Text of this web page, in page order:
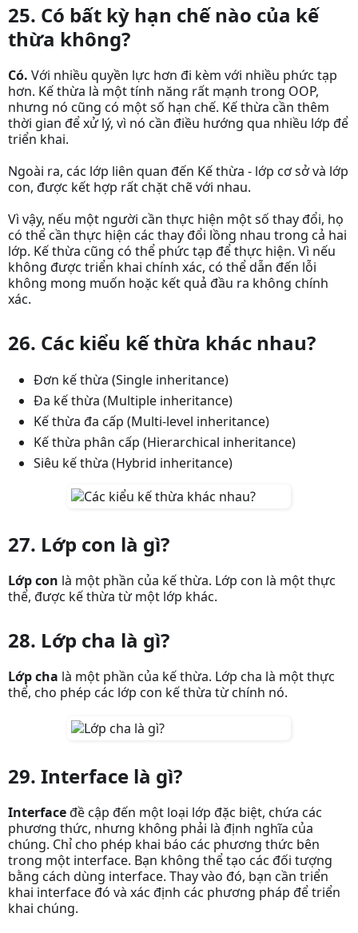
25. Có bất kỳ hạn chế nào của kế
thừa không?
Có. Với nhiều quyền lực hơn đi kèm với nhiều phức tạp
hơn. Kế thừa là một tính năng rất mạnh trong OOP,
nhưng nó cũng có một số hạn chế. Kế thừa cần thêm
thời gian để xử lý, vì nó cần điều hướng qua nhiều lớp để
triển khai.
Ngoài ra, các lớp liên quan đến Kế thừa - lớp cơ sở và lớp
con, được kết hợp rất chặt chẽ với nhau.
Vì vậy, nếu một người cần thực hiện một số thay đổi, họ
có thể cần thực hiện các thay đổi lồng nhau trong cả hai
lớp. Kế thừa cũng có thể phức tạp để thực hiện. Vì nếu
không được triển khai chính xác, có thể dẫn đến lỗi
không mong muốn hoặc kết quả đầu ra không chính
xác.
26. Các kiểu kế thừa khác nhau?
Đơn kế thừa (Single inheritance)
Đa kế thừa (Multiple inheritance)
Kế thừa đa cấp (Multi-level inheritance)
Kế thừa phân cấp (Hierarchical inheritance)
Siêu kế thừa (Hybrid inheritance)
27. Lớp con là gì?
Lớp con là một phần của kế thừa. Lớp con là một thực
thể, được kế thừa từ một lớp khác.
28. Lớp cha là gì?
Lớp cha là một phần của kế thừa. Lớp cha là một thực
thể, cho phép các lớp con kế thừa từ chính nó.
29. Interface là gì?
Interfaceđề cập đến một loại lớp đặc biệt, chứa các
phương thức, nhưng không phải là định nghĩa của
chúng. Chỉ cho phép khai báo các phương thức bên
trong một interface. Bạn không thể tạo các đối tượng
bằng cách dùng interface. Thay vào đó, bạn cần triển
khai interface đó và xác định các phương pháp để triển
khai chúng.